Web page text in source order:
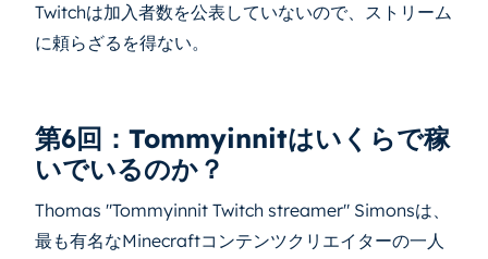
Twitchは加入者数を公表していないので、ストリーム
に頼らざるを得ない。
第6回：Tommyinnitはいくらで稼
いでいるのか？
Thomas "Tommyinnit Twitch streamer" Simonsは、
最も有名なMinecraftコンテンツクリエイターの一人